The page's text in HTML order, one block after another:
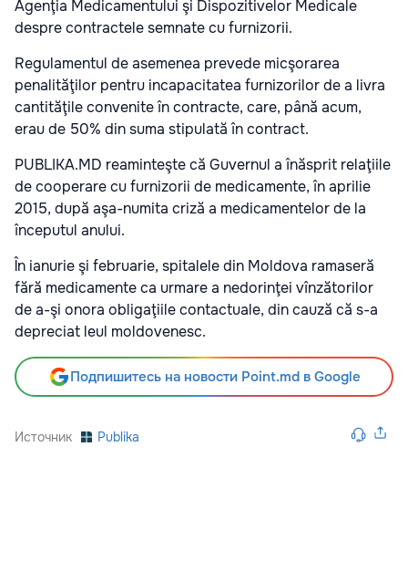
Agenţia Medicamentului şi Dispozitivelor Medicale
despre contractele semnate cu furnizorii.
Regulamentul de asemenea prevede micşorarea
penalităţilor pentru incapacitatea furnizorilor de a livra
cantităţile convenite în contracte, care, până acum,
erau de 50% din suma stipulată în contract.
PUBLIKA.MD reaminteşte că Guvernul a înăsprit relaţiile
de cooperare cu furnizorii de medicamente, în aprilie
2015, după aşa-numita criză a medicamentelor de la
începutul anului.
În ianurie şi februarie, spitalele din Moldova ramaseră
fără medicamente ca urmare a nedorinţei vînzătorilor
de a-şi onora obligaţiile contactuale, din cauză că s-a
depreciat leul moldovenesc.
Подпишитесь на новости Point.md в Google
Источник Publika